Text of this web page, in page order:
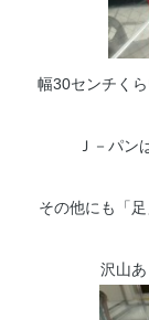
幅30センチく
Ｊ－パン
その他にも「
沢山